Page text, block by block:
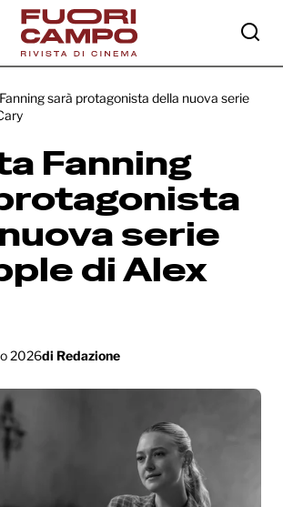
TV Apple di Alex Cary
sarà protagonista della nuova serie
Fanning
serie
di Alex
2026di Redazione